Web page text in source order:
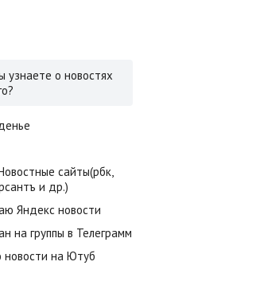
узнаете о новостях
сайты(рбк,
и др.)
Яндекс новости
на группы в Телеграмм
новости на Ютуб